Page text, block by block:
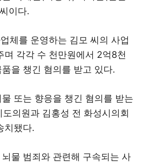
이다.
체를 운영하는 김모 씨의 사업
며 각각 수 천만원에서 2억8천
을 챙긴 혐의를 받고 있다.
또는 향응을 챙긴 혐의를 받는
의원과 김홍성 전 화성시의회
치됐다.
물 범죄와 관련해 구속되는 사